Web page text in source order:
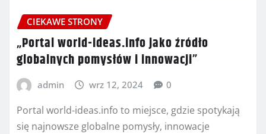
CIEKAWE STRONY
„Portal world-ideas.info jako źródło
globalnych pomysłów i innowacji”
admin wrz 12, 2024 0
Portal world-ideas.info to miejsce, gdzie spotykają
się najnowsze globalne pomysły, innowacje